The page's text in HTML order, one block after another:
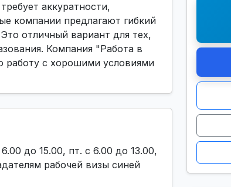
аккуратности,
компании предлагают гибкий
отличный вариант для тех,
Компания "Работа в
работу с хорошими условиями
до 15.00, пт. с 6.00 до 13.00,
рабочей визы синей